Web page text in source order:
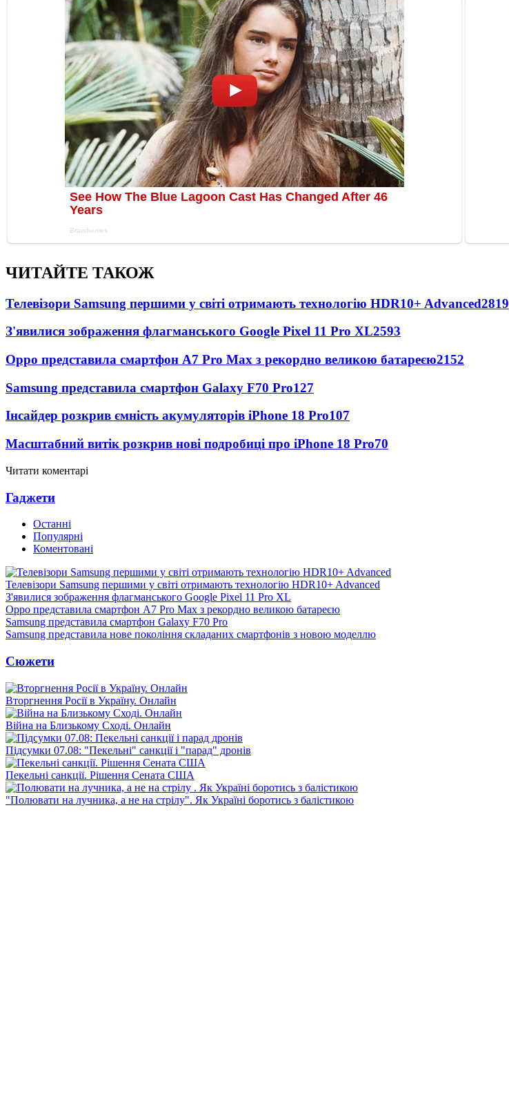
ЧИТАЙТЕ ТАКОЖ
Телевізори Samsung першими у світі отримають технологію HDR10+ Advanced2819
З'явилися зображення флагманського Google Pixel 11 Pro XL2593
Oppo представила смартфон A7 Pro Max з рекордно великою батареєю2152
Samsung представила смартфон Galaxy F70 Pro127
Інсайдер розкрив ємність акумуляторів iPhone 18 Pro107
Масштабний витік розкрив нові подробиці про iPhone 18 Pro70
Читати коментарі
Гаджети
Останні
Популярні
Коментовані
Телевізори Samsung першими у світі отримають технологію HDR10+ Advanced
З'явилися зображення флагманського Google Pixel 11 Pro XL
Oppo представила смартфон A7 Pro Max з рекордно великою батареєю
Samsung представила смартфон Galaxy F70 Pro
Samsung представила нове покоління складаних смартфонів з новою моделлю
Сюжети
Вторгнення Росії в Україну. Онлайн
Війна на Близькому Сході. Онлайн
Підсумки 07.08: "Пекельні" санкції і "парад" дронів
Пекельні санкції. Рішення Сената США
"Полювати на лучника, а не на стрілу". Як Україні боротись з балістикою